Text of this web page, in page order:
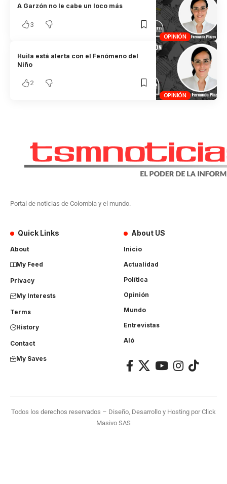
OPINIÓN
A Garzón no le cabe un loco más
3
OPINIÓN
Huila está alerta con el Fenómeno del
Niño
2
Portal de noticias de Colombia y el mundo.
Quick Links
About
My Feed
Privacy
My Interests
Terms
History
Contact
My Saves
About US
Inicio
Actualidad
Política
Opinión
Mundo
Entrevistas
Aló
Todos los derechos reservados – Diseño, Desarrollo y Hosting porClick
Masivo SAS